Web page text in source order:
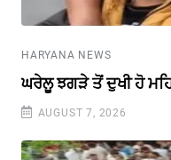
HARYANA NEWS
ਘਰੇਲੂ ਝਗੜੇ ਤੋਂ ਦੁਖੀ ਹੋ
AUGUST 7, 2026